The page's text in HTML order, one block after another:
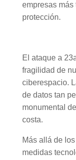
empresas
protección.
El ataque a
fragilidad de
ciberespacio.
de datos tan
monumental
costa.
Más allá de
medidas